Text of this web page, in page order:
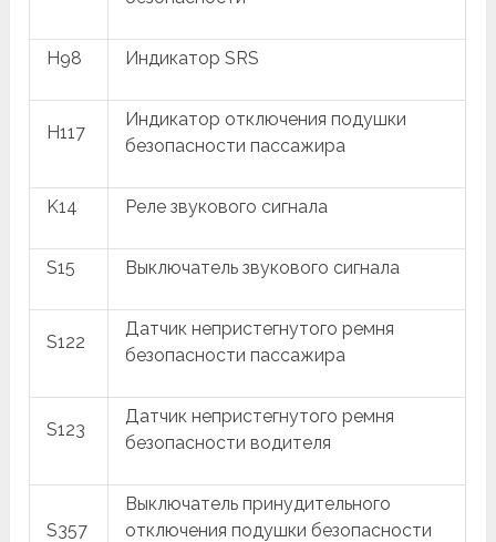
H98 Индикатор SRS
H117
Индикатор отключения подушки
безопасности пассажира
K14 Реле звукового сигнала
S15 Выключатель звукового сигнала
S122
Датчик непристегнутого ремня
безопасности пассажира
S123
Датчик непристегнутого ремня
безопасности водителя
S357
Выключатель принудительного
отключения подушки безопасности